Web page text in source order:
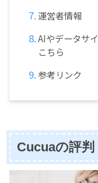
運営者情報
AIやデータサ
こちら
参考リンク
Cucuaの評判